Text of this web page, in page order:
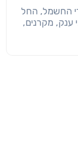
החשמל, החל
ענק, מקרנים,